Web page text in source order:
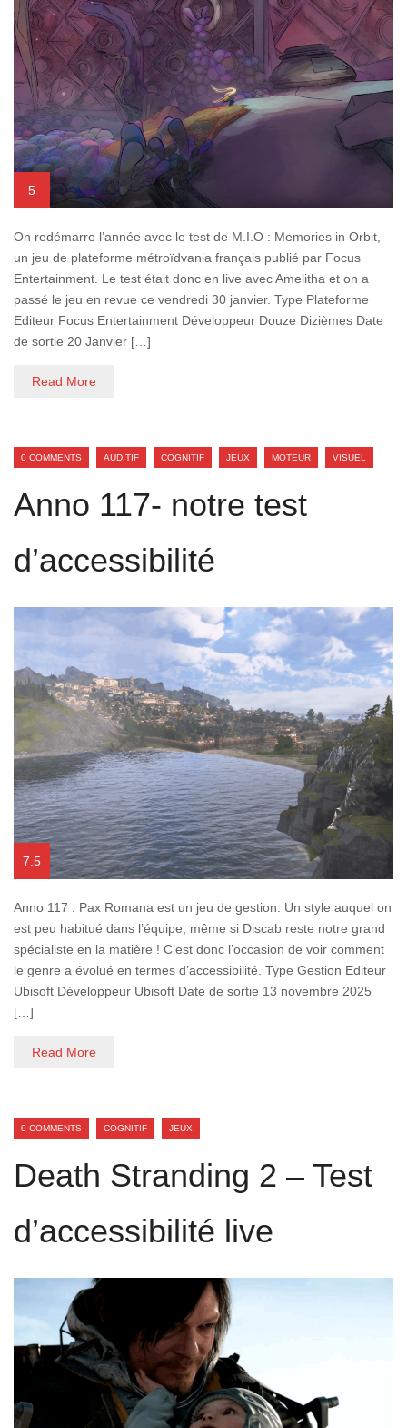
5
On redémarre l’année avec le test de M.I.O : Memories in Orbit,
un jeu de plateforme métroïdvania français publié par Focus
Entertainment. Le test était donc en live avec Amelitha et on a
passé le jeu en revue ce vendredi 30 janvier. Type Plateforme
Editeur Focus Entertainment Développeur Douze Dizièmes Date
de sortie 20 Janvier […]
Read More
0 COMMENTS AUDITIF COGNITIF JEUX MOTEUR VISUEL
Anno 117- notre test
d’accessibilité
7.5
Anno 117 : Pax Romana est un jeu de gestion. Un style auquel on
est peu habitué dans l’équipe, même si Discab reste notre grand
spécialiste en la matière ! C’est donc l’occasion de voir comment
le genre a évolué en termes d’accessibilité. Type Gestion Editeur
Ubisoft Développeur Ubisoft Date de sortie 13 novembre 2025
[…]
Read More
0 COMMENTS COGNITIF JEUX
Death Stranding 2 – Test
d’accessibilité live